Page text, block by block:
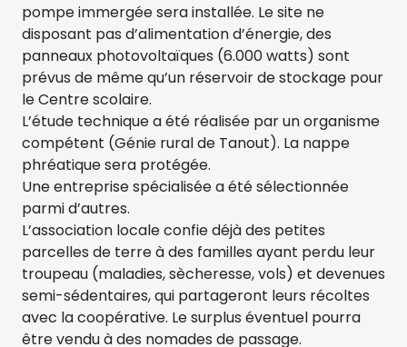
pompe immergée sera installée. Le site ne
disposant pas d’alimentation d’énergie, des
panneaux photovoltaïques (6.000 watts) sont
prévus de même qu’un réservoir de stockage pour
le Centre scolaire.
L’étude technique a été réalisée par un organisme
compétent (Génie rural de Tanout). La nappe
phréatique sera protégée.
Une entreprise spécialisée a été sélectionnée
parmi d’autres.
L’association locale confie déjà des petites
parcelles de terre à des familles ayant perdu leur
troupeau (maladies, sècheresse, vols) et devenues
semi-sédentaires, qui partageront leurs récoltes
avec la coopérative. Le surplus éventuel pourra
être vendu à des nomades de passage.